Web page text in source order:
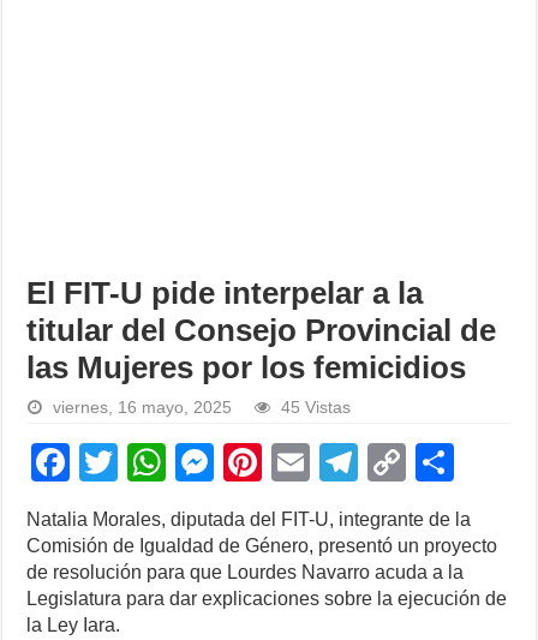
El FIT-U pide interpelar a la
titular del Consejo Provincial de
las Mujeres por los femicidios
viernes, 16 mayo, 2025 45 Vistas
F
a
c
e
b
T
wi
tt
er
W
h
at
s
A
M
e
ss
e
n
Pi
nt
er
e
st
E
m
ail
T
e
gr
a
C
p
y
Li
h
ar
e
Natalia Morales, diputada del FIT-U, integrante de la
Comisión de Igualdad de Género, presentó un proyecto
de resolución para que Lourdes Navarro acuda a la
Legislatura para dar explicaciones sobre la ejecución de
la Ley Iara.